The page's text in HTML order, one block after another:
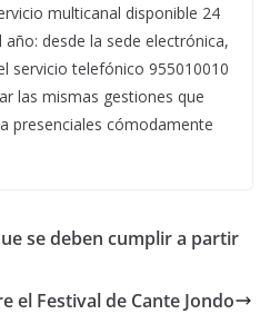
multicanal disponible 24
desde la sede electrónica,
servicio telefónico 955010010
las mismas gestiones que
presenciales cómodamente
se deben cumplir a partir
el Festival de Cante Jondo